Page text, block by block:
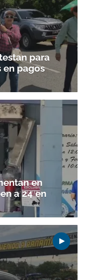
para
en pagos
en
a 24 en